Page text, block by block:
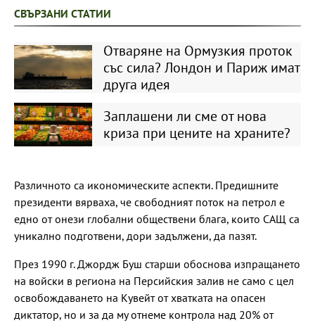
СВЪРЗАНИ СТАТИИ
Отваряне на Ормузкия проток
със сила? Лондон и Париж имат
друга идея
Заплашени ли сме от нова
криза при цените на храните?
Различното са икономическите аспекти. Предишните
президенти вярваха, че свободният поток на петрол е
едно от онези глобални обществени блага, които САЩ са
уникално подготвени, дори задължени, да пазят.
През 1990 г. Джордж Буш старши обоснова изпращането
на войски в региона на Персийския залив не само с цел
освобождаването на Кувейт от хватката на опасен
диктатор, но и за да му отнеме контрола над 20% от